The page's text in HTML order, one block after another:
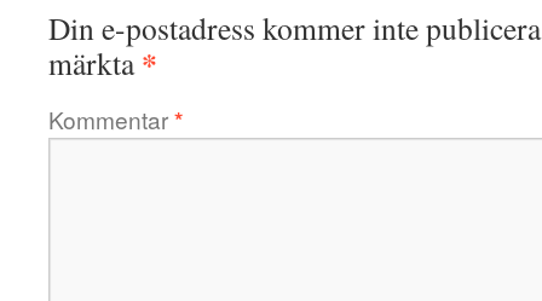
Din e-postadress kommer inte
märkta*
Kommentar*